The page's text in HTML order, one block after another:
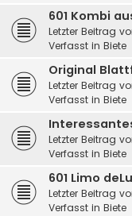
601 Kombi
Letzter Beitrag
Verfasst in Biete
Original
Letzter Beitrag
Verfasst in Biete
Letzter Beitrag
Verfasst in Biete
601 Limo
Letzter Beitrag
Verfasst in Biete